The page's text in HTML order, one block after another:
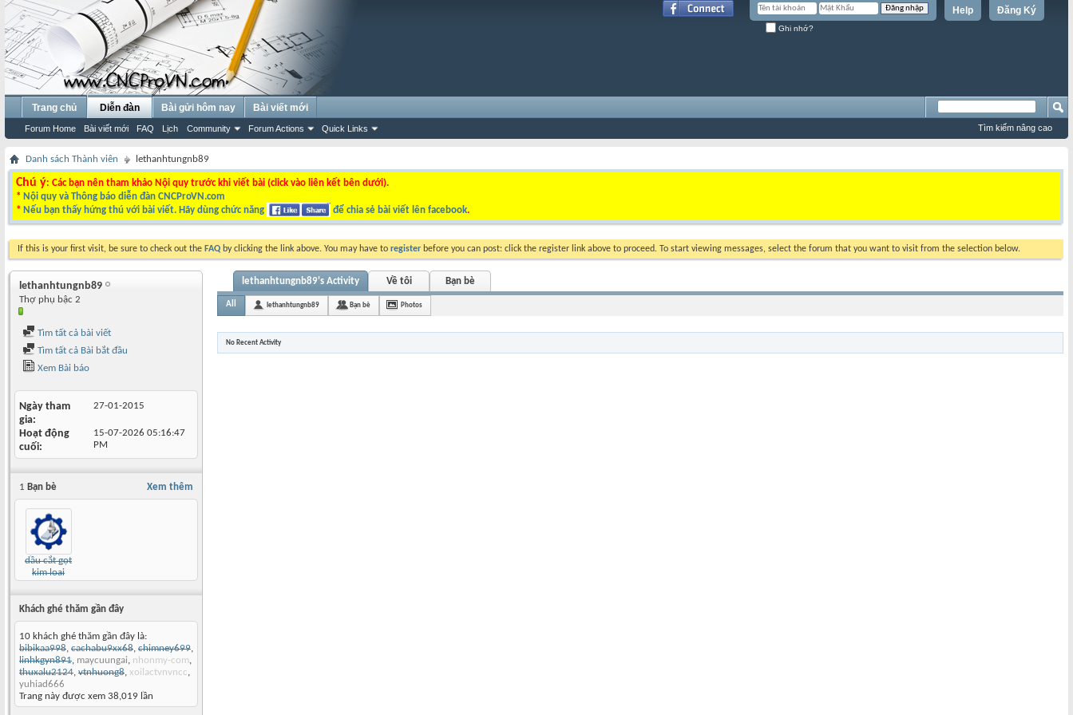
Đăng Ký
Help
Ghi nhớ?
Trang chủ Diễn đàn
Forum Home Bài viết mới FAQ Lịch Community Forum Actions Quick Links
Bài gửi hôm nay Bài viết mới
Tìm kiếm nâng cao
Danh sách Thành viên lethanhtungnb89
Chú ý: Các bạn nên tham khảo Nội quy trước khi viết bài (click vào liên kết bên dưới).
* Nội quy và Thông báo diễn đàn CNCProVN.com
* Nếu bạn thấy hứng thú với bài viết. Hãy dùng chức năng để chia sẻ bài viết lên facebook.
If this is your first visit, be sure to check out the FAQ by clicking the link above. You may have to register before you can post: click the register link above to proceed. To start viewing messages, select the forum that you want to visit from the selection below.
lethanhtungnb89
Thợ phụ bậc 2
Tìm tất cả bài viết
Tìm tất cả Bài bắt đầu
Xem Bài báo
Ngày tham
gia
27-01-2015
Hoạt động
cuối
15-07-2026 05:16:47
PM
Xem thêm
1 Bạn bè
dầu cắt gọt
kim loại
Khách ghé thăm gần đây
10 khách ghé thăm gần đây là:
bibikaa998, cachabu9xx68, chimney699,
linhkgyn891, maycuungai, nhonmy-com,
thuxalu2124, vtnhuong8, xoilactvnvncc,
yuhiad666
Trang này được xem 38,019 lần
lethanhtungnb89's Activity Về tôi Bạn bè
All lethanhtungnb89 Bạn bè Photos
No Recent Activity